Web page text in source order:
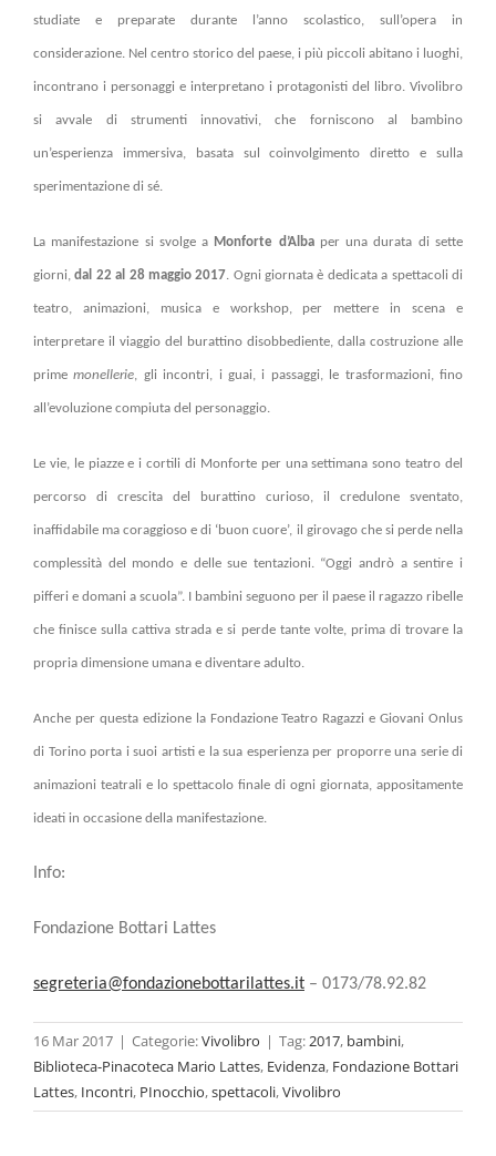
studiate e preparate durante l’anno scolastico, sull’opera in
considerazione. Nel centro storico del paese, i più piccoli abitano i luoghi,
incontrano i personaggi e interpretano i protagonisti del libro. Vivolibro
si avvale di strumenti innovativi, che forniscono al bambino
un’esperienza immersiva, basata sul coinvolgimento diretto e sulla
sperimentazione di sé.
La manifestazione si svolge a Monforte d’Albaper una durata di sette
giorni,dal 22 al 28 maggio 2017. Ogni giornata è dedicata a spettacoli di
teatro, animazioni, musica e workshop, per mettere in scena e
interpretare il viaggio del burattino disobbediente, dalla costruzione alle
primemonellerie, gli incontri, i guai, i passaggi, le trasformazioni, fino
all’evoluzione compiuta del personaggio.
Le vie, le piazze e i cortili di Monforte per una settimana sono teatro del
percorso di crescita del burattino curioso, il credulone sventato,
inaffidabile ma coraggioso e di ‘buon cuore’, il girovago che si perde nella
complessità del mondo e delle sue tentazioni. “Oggi andrò a sentire i
pifferi e domani a scuola”. I bambini seguono per il paese il ragazzo ribelle
che finisce sulla cattiva strada e si perde tante volte, prima di trovare la
propria dimensione umana e diventare adulto.
Anche per questa edizione la Fondazione Teatro Ragazzi e Giovani Onlus
di Torino porta i suoi artisti e la sua esperienza per proporre una serie di
animazioni teatrali e lo spettacolo finale di ogni giornata, appositamente
ideati in occasione della manifestazione.
Info:
Fondazione Bottari Lattes
segreteria@fondazionebottarilattes.it – 0173/78.92.82
16 Mar 2017 | Categorie:Vivolibro | Tag:2017, bambini,
Biblioteca-Pinacoteca Mario Lattes, Evidenza, Fondazione Bottari
Lattes, Incontri, PInocchio,spettacoli,Vivolibro